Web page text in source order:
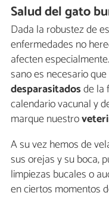
Salud del gato
Dada la robustez de
enfermedades no
afecten
sano es necesario
desparasitadosde la
calendario vacunal y
marque nuestro
A su vez hemos de
sus orejas y su boca,
limpiezas bucales o
en ciertos momentos